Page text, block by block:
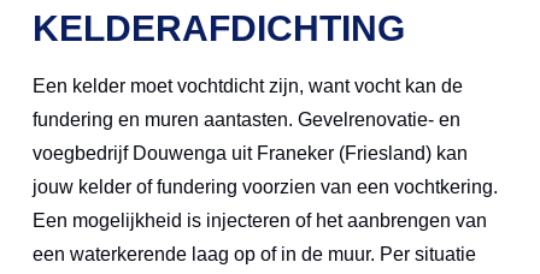
KELDERAFDICHTING
Een kelder moet vochtdicht zijn, want vocht kan de
fundering en muren aantasten. Gevelrenovatie- en
voegbedrijf Douwenga uit Franeker (Friesland) kan
jouw kelder of fundering voorzien van een vochtkering.
Een mogelijkheid is injecteren of het aanbrengen van
een waterkerende laag op of in de muur. Per situatie